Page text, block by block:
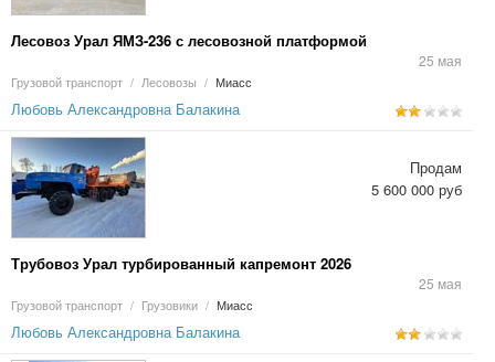
Лесовоз Урал ЯМЗ-236 с лесовозной платформой
25 мая
Грузовой транспорт / Лесовозы / Миасс
Любовь Александровна Балакина
Трубовоз Урал турбированный капремонт 2026
25 мая
Грузовой транспорт / Грузовики / Миасс
Продам
5 600 000 руб
Любовь Александровна Балакина